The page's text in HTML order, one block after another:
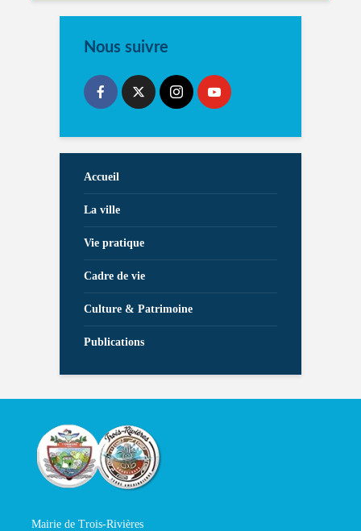
Nous suivre
Accueil
La ville
Vie pratique
Cadre de vie
Culture & Patrimoine
Publications
Mairie de Trois-Rivières